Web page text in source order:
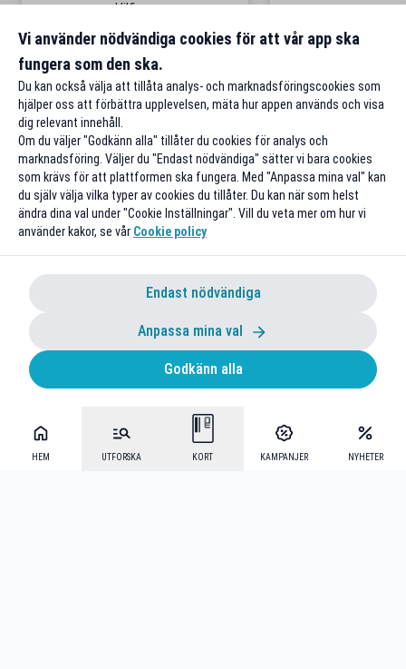
HEM UTFORSKA KORT KAMPANJER NYHETER
Hilfiger
Gäller på ordinarie pris
Till rabatten
Vi använder nödvändiga cookies för att vår app ska
fungera som den ska.
Du kan också välja att tillåta analys- och marknadsföringscookies som
hjälper oss att förbättra upplevelsen, mäta hur appen används och visa
dig relevant innehåll.
Om du väljer "Godkänn alla" tillåter du cookies för analys och
marknadsföring. Väljer du "Endast nödvändiga" sätter vi bara cookies
som krävs för att plattformen ska fungera. Med "Anpassa mina val" kan
du själv välja vilka typer av cookies du tillåter. Du kan när som helst
ändra dina val under "Cookie Inställningar". Vill du veta mer om hur vi
använder kakor, se vår Cookie policy
Endast nödvändiga
Anpassa mina val
Godkänn alla